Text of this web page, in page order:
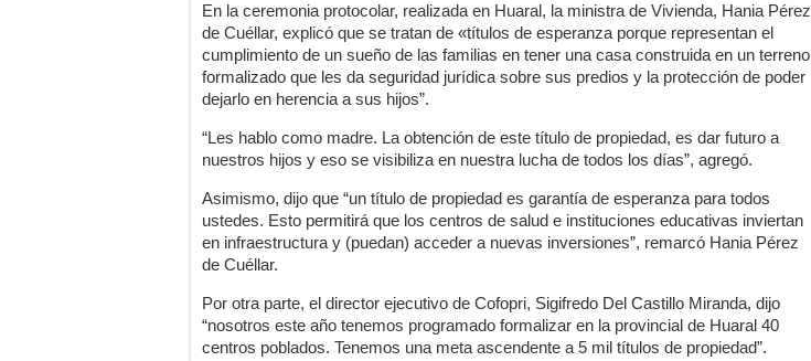
En la ceremonia protocolar, realizada en Huaral, la ministra de Vivienda, Hania Pérez
de Cuéllar, explicó que se tratan de «títulos de esperanza porque representan el
cumplimiento de un sueño de las familias en tener una casa construida en un terreno
formalizado que les da seguridad jurídica sobre sus predios y la protección de poder
dejarlo en herencia a sus hijos”.
“Les hablo como madre. La obtención de este título de propiedad, es dar futuro a
nuestros hijos y eso se visibiliza en nuestra lucha de todos los días”, agregó.
Asimismo, dijo que “un título de propiedad es garantía de esperanza para todos
ustedes. Esto permitirá que los centros de salud e instituciones educativas inviertan
en infraestructura y (puedan) acceder a nuevas inversiones”, remarcó Hania Pérez
de Cuéllar.
Por otra parte, el director ejecutivo de Cofopri, Sigifredo Del Castillo Miranda, dijo
“nosotros este año tenemos programado formalizar en la provincial de Huaral 40
centros poblados. Tenemos una meta ascendente a 5 mil títulos de propiedad”.